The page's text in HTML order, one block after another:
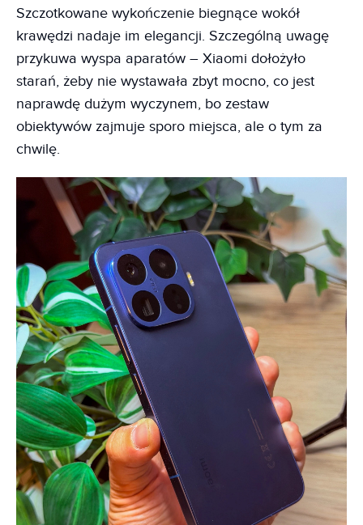
Szczotkowane wykończenie biegnące wokół
krawędzi nadaje im elegancji. Szczególną uwagę
przykuwa wyspa aparatów – Xiaomi dołożyło
starań, żeby nie wystawała zbyt mocno, co jest
naprawdę dużym wyczynem, bo zestaw
obiektywów zajmuje sporo miejsca, ale o tym za
chwilę.